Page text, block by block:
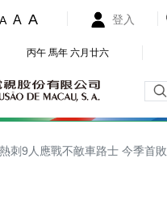
A A A 登入
丙午 馬年 六月廿六
刺9人應戰不敵車路士 今季首敗